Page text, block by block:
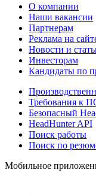
О компании
Наши вакансии
Партнерам
Реклама на
Новости и
Инвесторам
Кандидаты по
Требования к
Безопасный
HeadHunter API
Поиск работы
Поиск по
Мобильное